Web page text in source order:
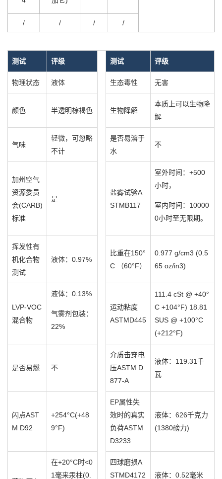
/ / / /
测试 评级 测试 评级
物理状态 液体 生态毒性 无害
颜色 半透明棕褐色 生物降解
本质上可以生物降
解
气味
轻微，可忽略
不计
是否易溶于
水
不
加州空气
资源委员
会(CARB)
标准
是
盐雾试验A
STMB117
室外时间：+500
小时，
室内时间：10000
0小时至无限期。
挥发性有
机化合物
测试
液体：0.97%
比重在150°
C （60°F）
0.977 g/cm3 (0.5
65 oz/in3)
LVP-VOC
混合物
液体：0.13%
气雾剂包装：
22%
运动粘度
ASTMD445
111.4 cSt @ +40°
C +104°F) 18.81
SUS @ +100°C
(+212°F)
是否易燃 不
介质击穿电
压ASTM D
877-A
液体：119.31千
瓦
闪点AST
M D92
+254°C(+48
9°F)
EP属性失
效时的真实
负荷ASTM
D3233
液体：626千克力
(1380磅力)
在+20°C时<0
1毫来汞柱(0.
四球磨损A
STMD4172
液体：0.52毫米